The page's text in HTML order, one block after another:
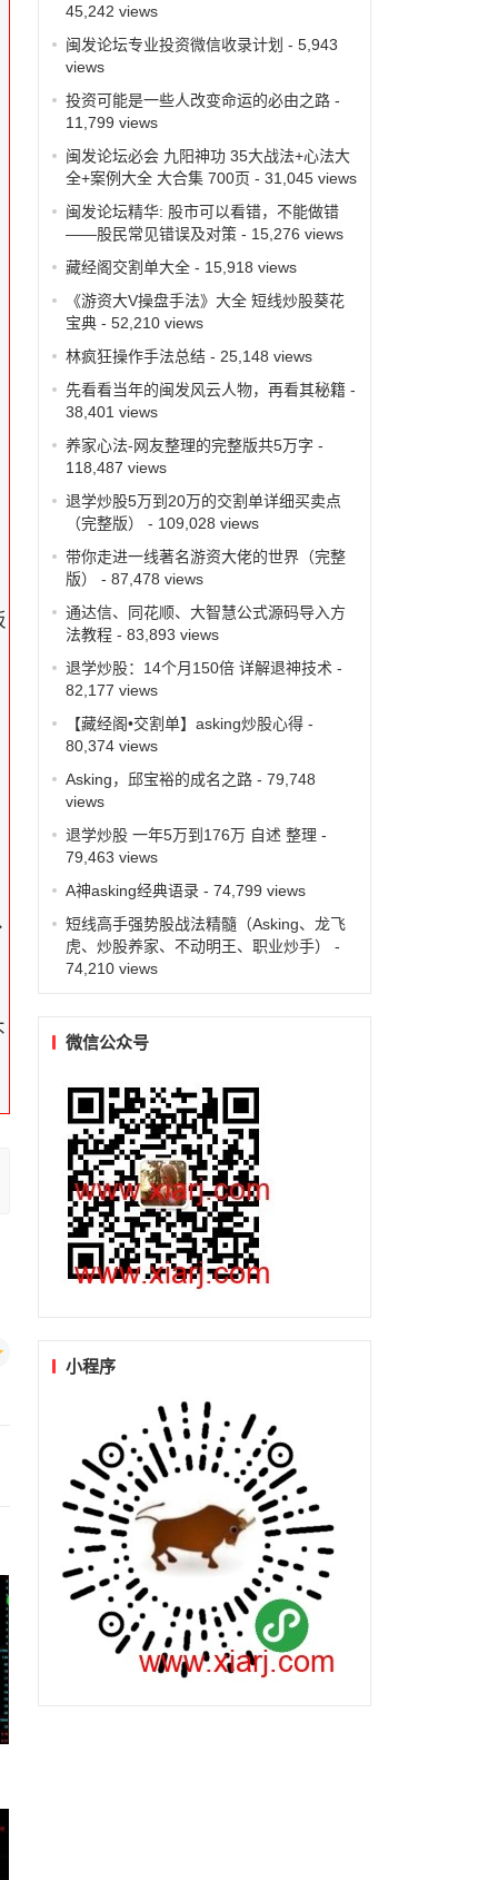
45,242 views
闽发论坛专业投资微信收录计划 - 5,943
views
投资可能是一些人改变命运的必由之路-
11,799 views
闽发论坛必会 九阳神功 35大战法+心法大
全+案例大全 大合集 700页 - 31,045 views
闽发论坛精华: 股市可以看错，不能做错
——股民常见错误及对策- 15,276 views
藏经阁交割单大全- 15,918 views
《游资大V操盘手法》大全 短线炒股葵花
宝典- 52,210 views
林疯狂操作手法总结- 25,148 views
先看看当年的闽发风云人物，再看其秘籍-
38,401 views
养家心法-网友整理的完整版共5万字 -
118,487 views
退学炒股5万到20万的交割单详细买卖点
（完整版）
- 109,028 views
带你走进一线著名游资大佬的世界（完整
版）
- 87,478 views
通达信、同花顺、大智慧公式源码导入方
法教程- 83,893 views
退学炒股：14个月150倍 详解退神技术 -
82,177 views
【藏经阁•交割单】asking炒股心得-
80,374 views
Asking，邱宝裕的成名之路- 79,748
views
退学炒股 一年5万到176万 自述 整理 -
79,463 views
A神asking经典语录- 74,799 views
短线高手强势股战法精髓（Asking、龙飞
虎、炒股养家、不动明王、职业炒手）
-
74,210 views
微信公众号
小程序